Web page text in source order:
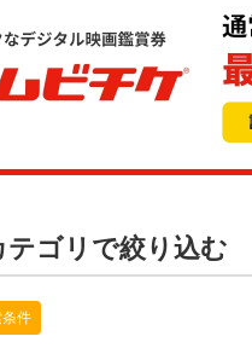
ゴリで絞り込む
件